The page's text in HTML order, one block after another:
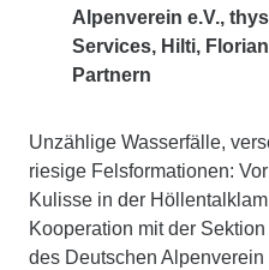
Alpenverein e.V.,
Services, Hilti,
Partnern
Unzählige Wasserfälle,
riesige Felsformationen:
Kulisse in der
Kooperation mit der
des Deutschen